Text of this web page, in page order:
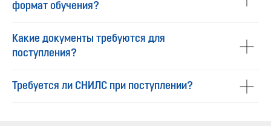
формат обучения?
Какие документы требуются для
поступления?
Требуется ли СНИЛС при поступлении?